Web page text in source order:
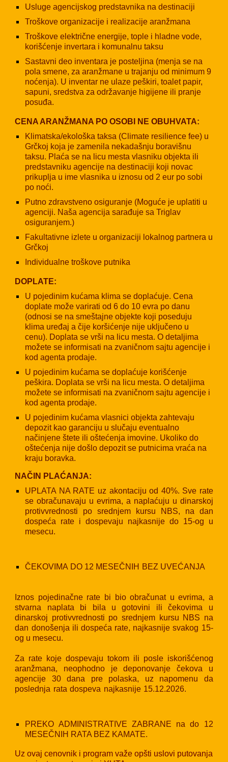
Usluge agencijskog predstavnika na destinaciji
Troškove organizacije i realizacije aranžmana
Troškove električne energije, tople i hladne vode,
korišćenje invertara i komunalnu taksu
Sastavni deo inventara je posteljina (menja se na
pola smene, za aranžmane u trajanju od minimum 9
noćenja). U inventar ne ulaze peškiri, toalet papir,
sapuni, sredstva za održavanje higijene ili pranje
posuđa.
CENA ARANŽMANA PO OSOBI NE OBUHVATA:
Klimatska/ekološka taksa (Climate resilience fee) u
Grčkoj koja je zamenila nekadašnju boravišnu
taksu. Plaća se na licu mesta vlasniku objekta ili
predstavniku agencije na destinaciji koji novac
prikuplja u ime vlasnika u iznosu od 2 eur po sobi
po noći.
Putno zdravstveno osiguranje (Moguće je uplatiti u
agenciji. Naša agencija sarađuje sa Triglav
osiguranjem.)
Fakultativne izlete u organizaciji lokalnog partnera u
Grčkoj
Individualne troškove putnika
DOPLATE:
U pojedinim kućama klima se doplaćuje. Cena
doplate može varirati od 6 do 10 evra po danu
(odnosi se na smeštajne objekte koji poseduju
klima uređaj a čije koršićenje nije uključeno u
cenu). Doplata se vrši na licu mesta. O detaljima
možete se informisati na zvaničnom sajtu agencije i
kod agenta prodaje.
U pojedinim kućama se doplaćuje korišćenje
peškira. Doplata se vrši na licu mesta. O detaljima
možete se informisati na zvaničnom sajtu agencije i
kod agenta prodaje.
U pojedinim kućama vlasnici objekta zahtevaju
depozit kao garanciju u slučaju eventualno
načinjene štete ili oštećenja imovine. Ukoliko do
oštećenja nije došlo depozit se putnicima vraća na
kraju boravka.
NAČIN PLAĆANJA:
UPLATA NA RATE uz akontaciju od 40%. Sve rate
se obračunavaju u evrima, a naplaćuju u dinarskoj
protivvrednosti po srednjem kursu NBS, na dan
dospeća rate i dospevaju najkasnije do 15-og u
mesecu.
ČEKOVIMA DO 12 MESEČNIH BEZ UVEĆANJA
Iznos pojedinačne rate bi bio obračunat u evrima, a
stvarna naplata bi bila u gotovini ili čekovima u
dinarskoj protivvrednosti po srednjem kursu NBS na
dan donošenja ili dospeća rate, najkasnije svakog 15-
og u mesecu.
Za rate koje dospevaju tokom ili posle iskorišćenog
aranžmana, neophodno je deponovanje čekova u
agencije 30 dana pre polaska, uz napomenu da
poslednja rata dospeva najkasnije 15.12.2026.
PREKO ADMINISTRATIVE ZABRANE na do 12
MESEČNIH RATA BEZ KAMATE.
Uz ovaj cenovnik i program važe opšti uslovi putovanja